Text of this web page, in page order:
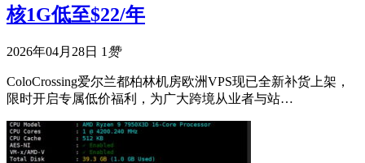
核1G低至$22/年
2026年04月28日 1 赞
ColoCrossing爱尔兰都柏林机房欧洲VPS现已全新补货上架，
限时开启专属低价福利，为广大跨境从业者与站…